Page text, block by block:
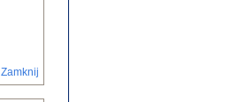
Zamknij